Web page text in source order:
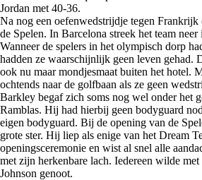
Jordan met 40-36.
Na nog een oefenwedstrijdje tegen
de Spelen. In Barcelona streek het team
Wanneer de spelers in het olympisch dorp
hadden ze waarschijnlijk geen leven gehad.
ook nu maar mondjesmaat buiten het hotel.
ochtends naar de golfbaan als ze geen
Barkley begaf zich soms nog wel onder het
Ramblas. Hij had hierbij geen bodyguard
eigen bodyguard. Bij de opening van de
grote ster. Hij liep als enige van het Dream
openingsceremonie en wist al snel alle
met zijn herkenbare lach. Iedereen wilde
Johnson genoot.